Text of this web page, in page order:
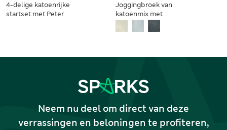
4-delige katoenrijke
startset met Peter
Joggingbroek van
katoenmix met
fleece voering (0-3
jaar)
Neem nu deel om direct van deze
verrassingen en beloningen te profiteren,